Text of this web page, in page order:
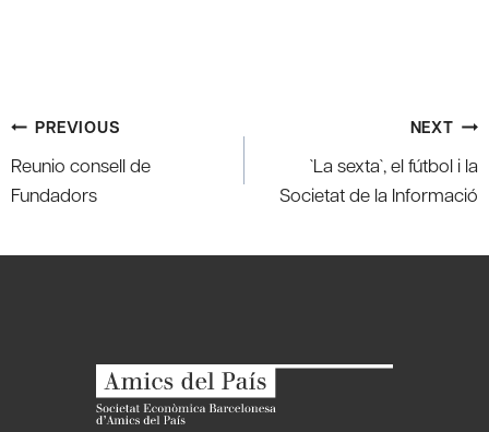
Post
navigation
PREVIOUS
Reunio consell de
Fundadors
NEXT
`La sexta`, el fútbol i la
Societat de la Informació